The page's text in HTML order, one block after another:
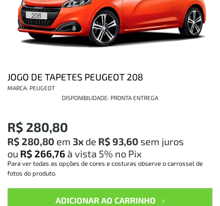
JOGO DE TAPETES PEUGEOT 208
MARCA: PEUGEOT
DISPONIBILIDADE: PRONTA ENTREGA
R$ 280,80
R$ 280,80 em 3x de R$ 93,60 sem juros
ou R$ 266,76 à vista 5% no Pix
Para ver todas as opções de cores e costuras observe o carrossel de
fotos do produto.
ADICIONAR AO CARRINHO